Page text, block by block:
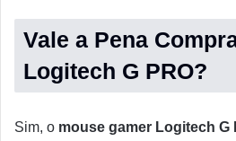
Vale a Pena
Logitech G PRO?
Sim, o mouse gamer Logitech G